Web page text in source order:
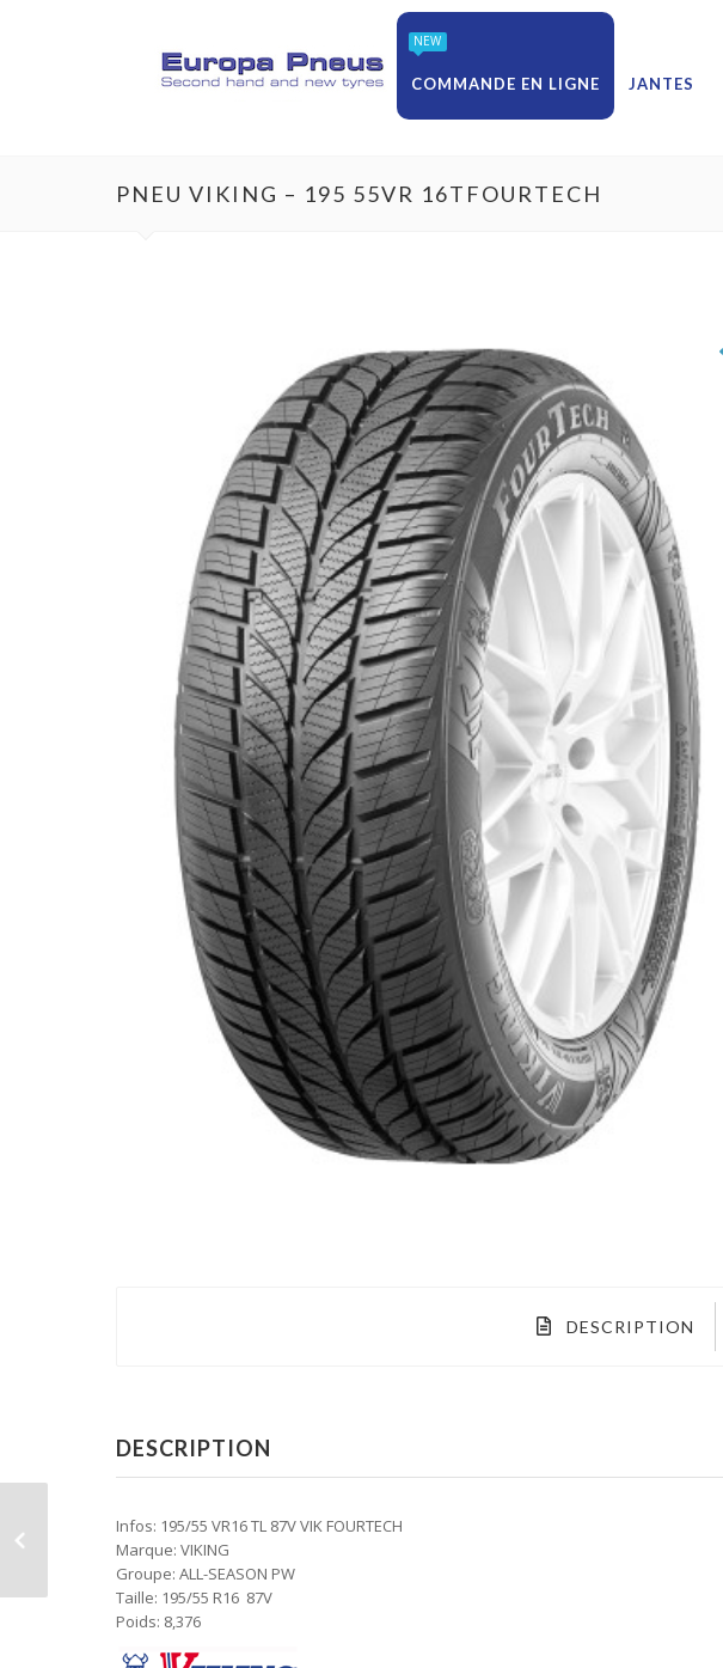
NEW
COMMANDE EN LIGNE JANTES
PNEU VIKING – 195 55VR 16TFOURTECH
DESCRIPTION
DESCRIPTION
Infos: 195/55 VR16 TL 87V VIK FOURTECH
Marque: VIKING
Groupe: ALL-SEASON PW
Taille: 195/55 R16 87V
Poids: 8,376